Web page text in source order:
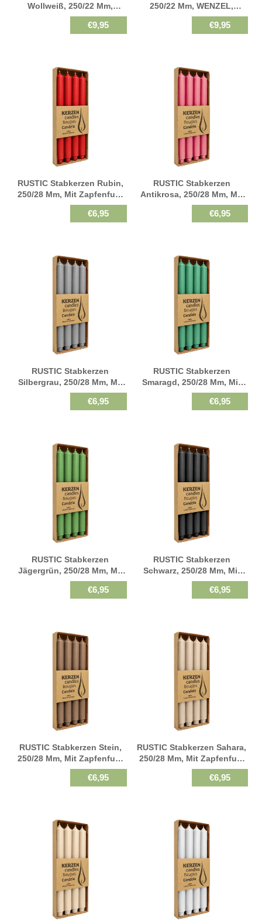
Wollweiß, 250/22 Mm,
WENZEL, Brenndauer 10h,
€9,95
250/22 Mm, WENZEL,
Brenndauer 10h, 12 St.
€9,95
RUSTIC Stabkerzen Rubin,
250/28 Mm, Mit Zapfenfuß,
WENZEL, Brenndauer 21h, 4
€6,95
RUSTIC Stabkerzen
Antikrosa, 250/28 Mm, Mit
Zapfenfuß, WENZEL,
Brenndauer 21h, 4 St.
€6,95
RUSTIC Stabkerzen
Silbergrau, 250/28 Mm, Mit
Zapfenfuß, WENZEL,
Brenndauer 21h, 4 St.
€6,95
RUSTIC Stabkerzen
Smaragd, 250/28 Mm, Mit
Zapfenfuß, WENZEL,
Brenndauer 21h, 4 St.
€6,95
RUSTIC Stabkerzen
Jägergrün, 250/28 Mm, Mit
Zapfenfuß, WENZEL,
Brenndauer 21h, 4 St.
€6,95
RUSTIC Stabkerzen
Schwarz, 250/28 Mm, Mit
Zapfenfuß, WENZEL,
Brenndauer 21h, 4 St.
€6,95
RUSTIC Stabkerzen Stein,
250/28 Mm, Mit Zapfenfuß,
WENZEL, Brenndauer 21h, 4
€6,95
RUSTIC Stabkerzen Sahara,
250/28 Mm, Mit Zapfenfuß,
WENZEL, Brenndauer 21h, 4
€6,95